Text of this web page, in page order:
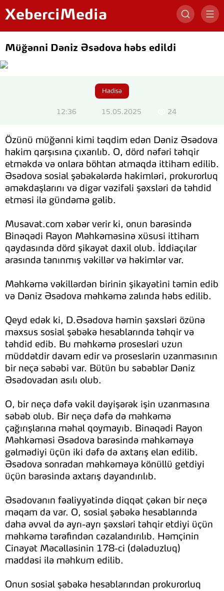
XeberciMedia
Müğənni Dəniz Əsədova həbs edildi
Hadisə
12:36 15.05.2025 24
Özünü müğənni kimi təqdim edən Dəniz Əsədova
hakim qarşısına çıxarılıb. O, dörd nəfəri təhqir
etməkdə və onlara böhtan atmaqda ittiham edilib.
Əsədova sosial şəbəkələrdə hakimləri, prokurorluq
əməkdaşlarını və digər vəzifəli şəxsləri də təhdid
etməsi ilə gündəmə gəlib.
Musavat.com xəbər verir ki, onun barəsində
Binəqədi Rayon Məhkəməsinə xüsusi ittiham
qaydasında dörd şikayət daxil olub. İddiaçılar
arasında tanınmış vəkillər və həkimlər var.
Məhkəmə vəkillərdən birinin şikayətini təmin edib
və Dəniz Əsədova məhkəmə zalında həbs edilib.
Qeyd edək ki, D.Əsədova həmin şəxsləri özünə
məxsus sosial şəbəkə hesablarında təhqir və
təhdid edib. Bu məhkəmə prosesləri uzun
müddətdir davam edir və proseslərin uzanmasının
bir neçə səbəbi var. Bütün bu səbəblər Dəniz
Əsədovadan asılı olub.
O, bir neçə dəfə vəkil dəyişərək işin uzanmasına
səbəb olub. Bir neçə dəfə də məhkəmə
çağırışlarına məhəl qoymayıb. Binəqədi Rayon
Məhkəməsi Əsədova barəsində məhkəməyə
gəlmədiyi üçün iki dəfə də axtarış elan edilib.
Əsədova sonradan məhkəməyə könüllü getdiyi
üçün barəsində axtarış dayandırılıb.
Əsədovanın fəaliyyətində diqqət çəkən bir neçə
məqam da var. O, sosial şəbəkə hesablarında
daha əvvəl də ayrı-ayrı şəxsləri təhqir etdiyi üçün
məhkəmə tərəfindən cəzalandırılıb. Həmçinin
Cinayət Məcəlləsinin 178-ci (dələduzluq)
maddəsi ilə məhkum edilib.
Onun sosial şəbəkə hesablarından prokurorluq